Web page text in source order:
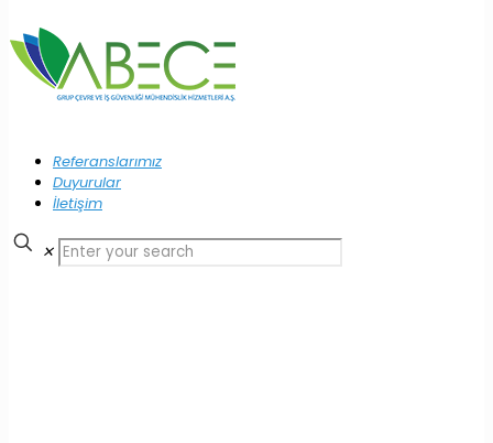
Referanslarımız
Duyurular
İletişim
✕